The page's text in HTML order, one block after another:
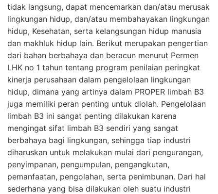
tidak langsung, dapat mencemarkan dan/atau merusak
lingkungan hidup, dan/atau membahayakan lingkungan
hidup, Kesehatan, serta kelangsungan hidup manusia
dan makhluk hidup lain. Berikut merupakan pengertian
dari bahan berbahaya dan beracun menurut Permen
LHK no 1 tahun tentang program penilaian peringkat
kinerja perusahaan dalam pengelolaan lingkungan
hidup, dimana yang artinya dalam PROPER limbah B3
juga memiliki peran penting untuk diolah. Pengelolaan
limbah B3 ini sangat penting dilakukan karena
mengingat sifat limbah B3 sendiri yang sangat
berbahaya bagi lingkungan, sehingga tiap industri
diharuskan untuk melakukan mulai dari pengurangan,
penyimpanan, pengumpulan, pengangkutan,
pemanfaatan, pengolahan, serta penimbunan. Dari hal
sederhana yang bisa dilakukan oleh suatu industri